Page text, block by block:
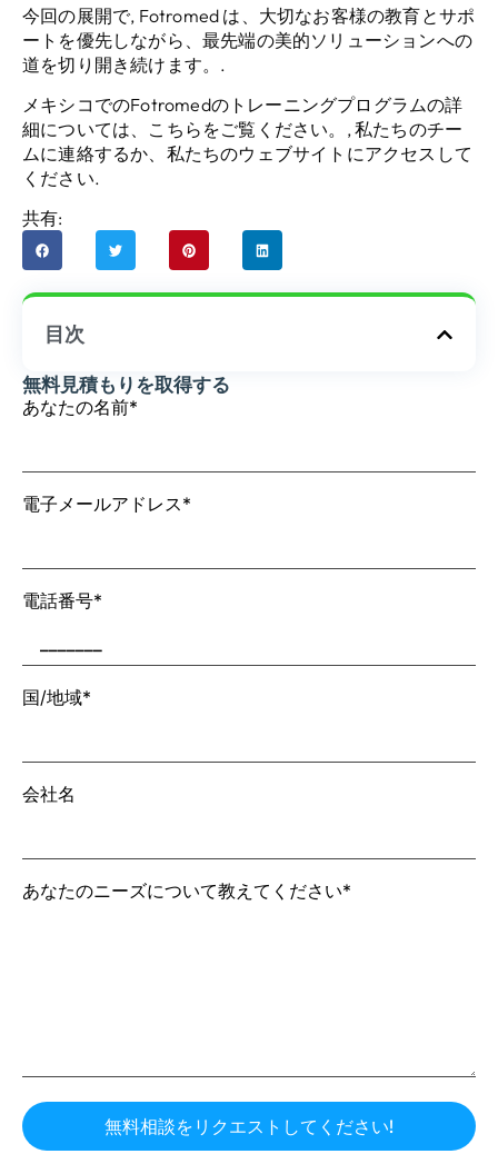
今回の展開で, Fotromed は、大切なお客様の教育とサポ
ートを優先しながら、最先端の美的ソリューションへの
道を切り開き続けます。.
メキシコでのFotromedのトレーニングプログラムの詳
細については、こちらをご覧ください。, 私たちのチー
ムに連絡するか、私たちのウェブサイトにアクセスして
ください.
共有:
目次
無料見積もりを取得する
あなたの名前*
電子メールアドレス*
電話番号*
国/地域*
会社名
あなたのニーズについて教えてください*